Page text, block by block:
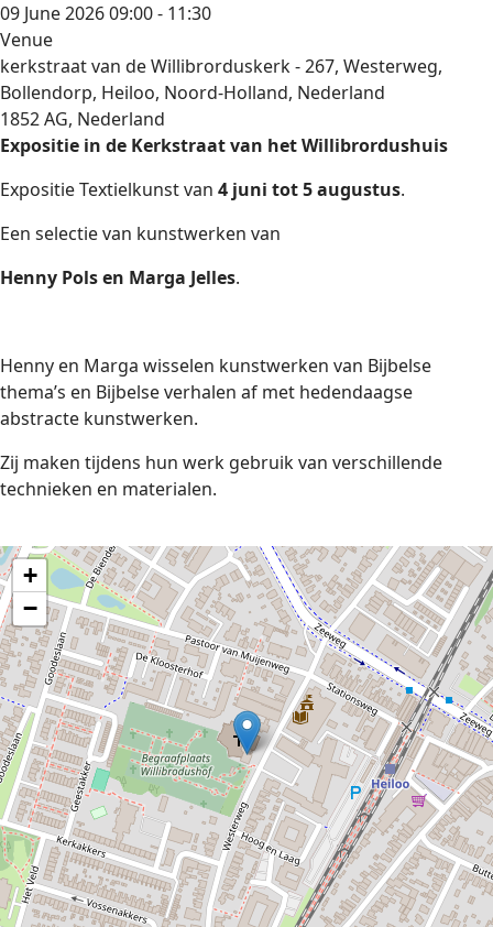
09 June 202609:00- 11:30
Venue
kerkstraat van de Willibrorduskerk - 267, Westerweg,
Bollendorp, Heiloo, Noord-Holland, Nederland
1852 AG, Nederland
Expositie in de Kerkstraat van het Willibrordushuis
Expositie Textielkunst van 4 juni tot 5 augustus.
Een selectie van kunstwerken van
Henny Pols en Marga Jelles.
Henny en Marga wisselen kunstwerken van Bijbelse
thema’s en Bijbelse verhalen af met hedendaagse
abstracte kunstwerken.
Zij maken tijdens hun werk gebruik van verschillende
technieken en materialen.
+
−